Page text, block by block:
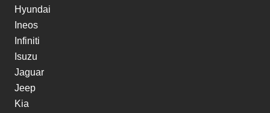
Hyundai
Ineos
Infiniti
Isuzu
Jaguar
Jeep
Kia